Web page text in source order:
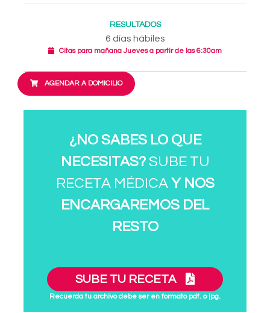
RESULTADOS
6 días hábiles
Citas para mañana Jueves a partir de las 6:30am
AGENDAR A DOMICILIO
¿NO SABES LO QUE
NECESITAS?SUBE TU
RECETA MÉDICA Y NOS
ENCARGAREMOS DEL
RESTO
SUBE TU RECETA
Recuerda tu archivo debe ser en formato pdf. o jpg.